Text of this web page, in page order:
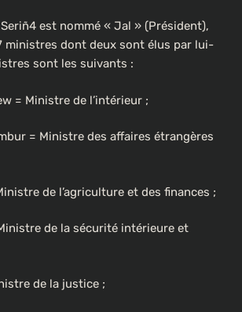
est nommé « Jal » (Président),
ministres dont deux sont élus par lui-
sont les suivants :
= Ministre de l’intérieur ;
= Ministre des affaires étrangères
de l’agriculture et des finances ;
de la sécurité intérieure et
de la justice ;